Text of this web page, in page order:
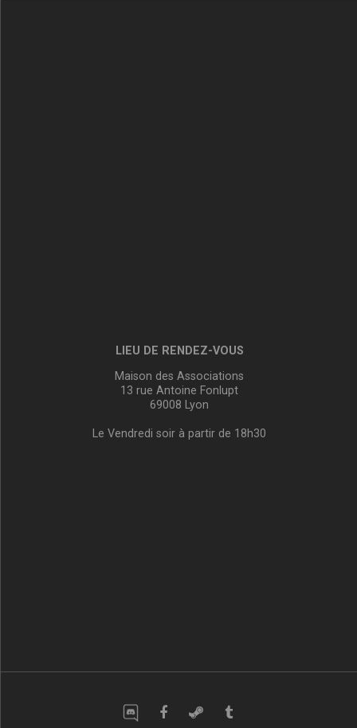
LIEU DE RENDEZ-VOUS
Maison des Associations
13 rue Antoine Fonlupt
69008 Lyon
Le Vendredi soir à partir de 18h30